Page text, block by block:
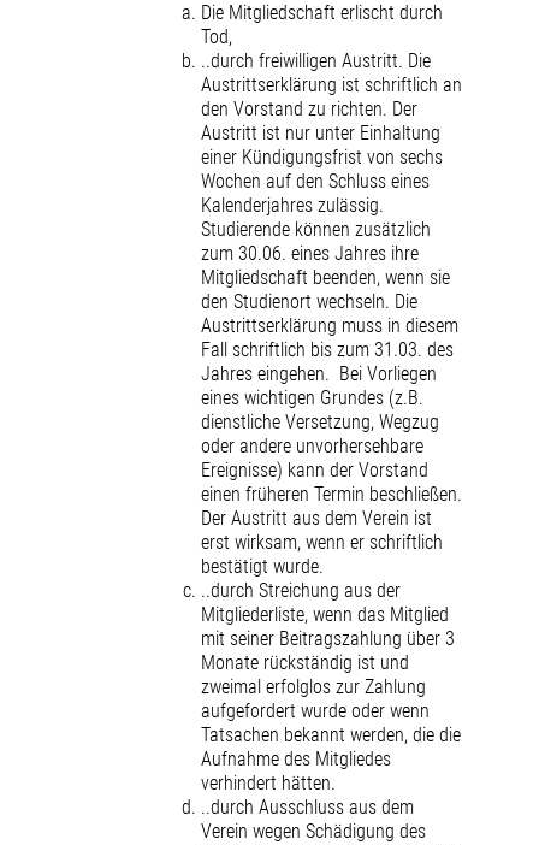
Die Mitgliedschaft erlischt durch
Tod,
..durch freiwilligen Austritt. Die
Austrittserklärung ist schriftlich an
den Vorstand zu richten. Der
Austritt ist nur unter Einhaltung
einer Kündigungsfrist von sechs
Wochen auf den Schluss eines
Kalenderjahres zulässig.
Studierende können zusätzlich
zum 30.06. eines Jahres ihre
Mitgliedschaft beenden, wenn sie
den Studienort wechseln. Die
Austrittserklärung muss in diesem
Fall schriftlich bis zum 31.03. des
Jahres eingehen. Bei Vorliegen
eines wichtigen Grundes (z.B.
dienstliche Versetzung, Wegzug
oder andere unvorhersehbare
Ereignisse) kann der Vorstand
einen früheren Termin beschließen.
Der Austritt aus dem Verein ist
erst wirksam, wenn er schriftlich
bestätigt wurde.
..durch Streichung aus der
Mitgliederliste, wenn das Mitglied
mit seiner Beitragszahlung über 3
Monate rückständig ist und
zweimal erfolglos zur Zahlung
aufgefordert wurde oder wenn
Tatsachen bekannt werden, die die
Aufnahme des Mitgliedes
verhindert hätten.
..durch Ausschluss aus dem
Verein wegen Schädigung des